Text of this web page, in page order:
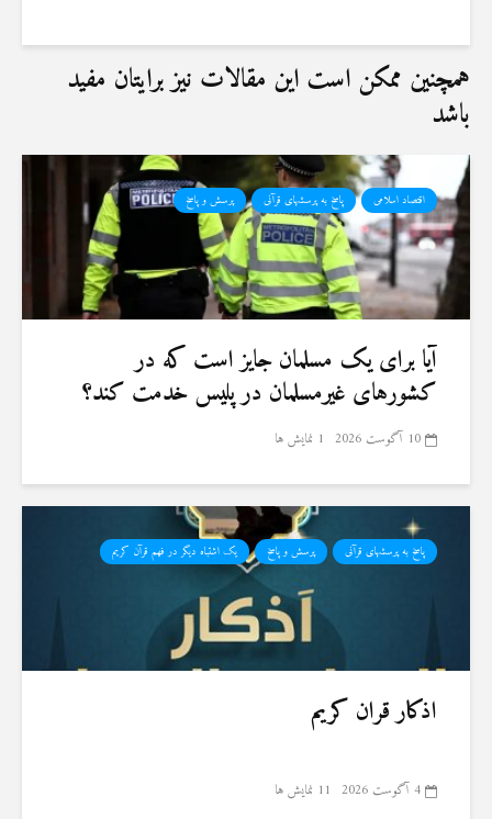
همچنین ممکن است این مقالات نیز برایتان مفید
باشد
اقتصاد اسلامی پاسخ به پرسشهای قرآنی پرسش و پاسخ
آیا برای یک مسلمان جایز است که در
کشورهای غیرمسلمان در پلیس خدمت کند؟
10 آگوست 2026 1 نمایش ها
پاسخ به پرسشهای قرآنی پرسش و پاسخ یک اشتباه دیگر در فهم قرآن کریم
اذکار قران کریم
4 آگوست 2026 11 نمایش ها